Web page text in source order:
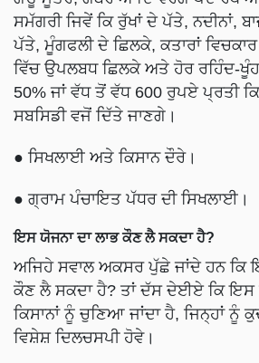
ਸਮੱਗਰੀ ਜਿਵੇਂ ਕਿ ਰੁੱਖਾਂ ਦੇ ਪੱਤੇ, ਨਦੀਨਾਂ,
ਪੱਤੇ, ਮੂੰਗਫਲੀ ਦੇ ਛਿਲਕੇ, ਕਤਾਰਾਂ
ਵਿੱਚ ਉਪਲਬਧ ਛਿਲਕੇ ਅਤੇ ਹੋਰ ਰਹਿੰਦ-
50% ਜਾਂ ਵੱਧ ਤੋਂ ਵੱਧ 600 ਰੁਪਏ ਪ੍ਰਤੀ
ਸਬਸਿਡੀ ਵਜੋਂ ਦਿੱਤੇ ਜਾਣਗੇ।
● ਸਿਖਲਾਈ ਅਤੇ ਕਿਸਾਨ ਦੌਰੇ।
● ਗ੍ਰਾਮ ਪੰਚਾਇਤ ਪੱਧਰ ਦੀ ਸਿਖਲਾਈ।
ਇਸ ਯੋਜਨਾ ਦਾ ਲਾਭ ਕੌਣ ਲੈ ਸਕਦਾ ਹੈ?
ਅਜਿਹੇ ਸਵਾਲ ਅਕਸਰ ਪੁੱਛੇ ਜਾਂਦੇ ਹਨ ਕਿ
ਕੌਣ ਲੈ ਸਕਦਾ ਹੈ? ਤਾਂ ਦੱਸ ਦੇਈਏ ਕਿ ਇਸ
ਕਿਸਾਨਾਂ ਨੂੰ ਚੁਣਿਆ ਜਾਂਦਾ ਹੈ, ਜਿਨ੍ਹਾਂ ਨੂੰ
ਵਿਸ਼ੇਸ਼ ਦਿਲਚਸਪੀ ਹੋਵੇ।